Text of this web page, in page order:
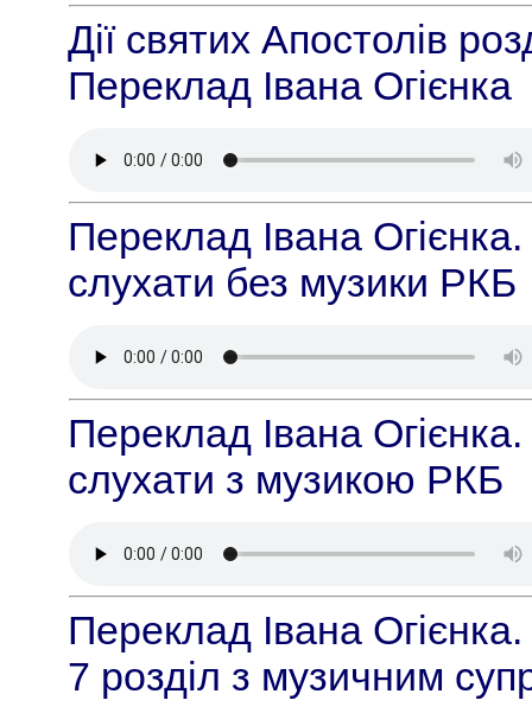
Дії святих Апостолів
Переклад Івана Огієнка
Переклад Івана Огієнка.
слухати без музики РКБ
Переклад Івана Огієнка.
слухати з музикою РКБ
Переклад Івана
7 розділ з музичним